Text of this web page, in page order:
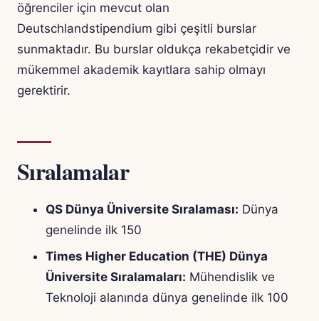
öğrenciler için mevcut olan
Deutschlandstipendium gibi çeşitli burslar
sunmaktadır. Bu burslar oldukça rekabetçidir ve
mükemmel akademik kayıtlara sahip olmayı
gerektirir.
Sıralamalar
QS Dünya Üniversite Sıralaması: Dünya
genelinde ilk 150
Times Higher Education (THE) Dünya
Üniversite Sıralamaları: Mühendislik ve
Teknoloji alanında dünya genelinde ilk 100